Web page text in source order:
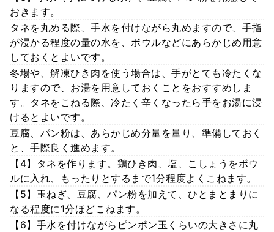
おきます。
タネを丸める際、手水を付けながら丸めますので、手指
が浸かる程度の量の水を、ボウルなどにあらかじめ用意
しておくとよいです。
冬場や、解凍ひき肉を使う場合は、手がとても冷たくな
りますので、お湯を用意しておくことをおすすめしま
す。タネをこねる際、冷たく辛くなったら手をお湯に浸
けるとよいです。
豆腐、パン粉は、あらかじめ分量を量り、準備しておく
と、手際良く進めます。
【4】タネを作ります。鶏ひき肉、塩、こしょうをボウ
ルに入れ、もったりとするまで1分程度よくこねます。
【5】玉ねぎ、豆腐、パン粉を加えて、ひとまとまりに
なる程度に1分ほどこねます。
【6】手水を付けながらピンポン玉くらいの大きさに丸